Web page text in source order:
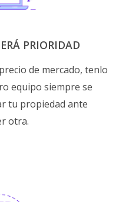
PRIORIDAD
de mercado, tenlo
equipo siempre se
tu propiedad ante
otra.